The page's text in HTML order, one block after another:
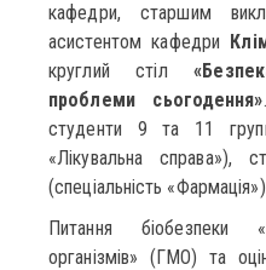
кафедри, старшим
асистентом кафедри
круглий стіл
проблеми сьогодення»
студенти 9 та 11 групи
«Лікувальна справа»),
(спеціальність
Питання біобезпеки
організмів» (ГМО) та